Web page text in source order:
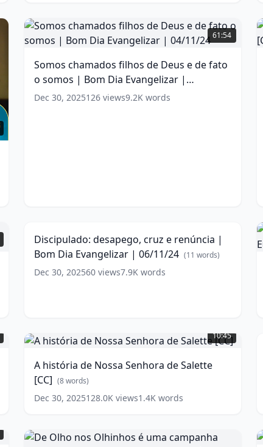
Somos
chamados
filhos
Deus
e
de
fato
61:54
Somos chamados filhos de Deus e de fato
o somos | Bom Dia Evangelizar |
04/11/24 (16 words)
Dec 30, 2025126 views9.2K words
renúncia
|
Bom
Dia
Discipulado: desapego, cruz e renúncia |
Bom Dia Evangelizar | 06/11/24 (11 words)
Dec 30, 202560 views7.9K words
história
de
Senhora
de
Salette
[CC]
words)
10:45
A história de Nossa Senhora de Salette
[CC] (8words)
Dec 30, 2025128.0K views1.4K words